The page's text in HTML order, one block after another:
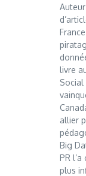
livre
Social
allier
Big
PR
plus